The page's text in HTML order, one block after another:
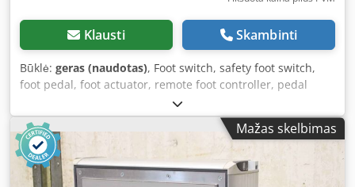
Klausti Skambinti
Būklė: geras (naudotas), Foot switch, safety foot switch,
foot pedal, foot actuator, remote foot controller, pedal
actuator, pedal switch -Manufacturer: Bernstein, foot
switch type F1-U1 UN -Voltage: 10A 500V-AC IP65 Csdji En
Dfepfx Akwerf -Connector: 6-pin -Metal housing: with
protective cover -Dimensions overall: 280/150/H760 mm -
Weight: 3.3 kg
Mažas skelbimas